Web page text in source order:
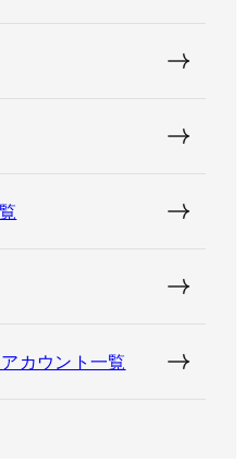
カウント一覧